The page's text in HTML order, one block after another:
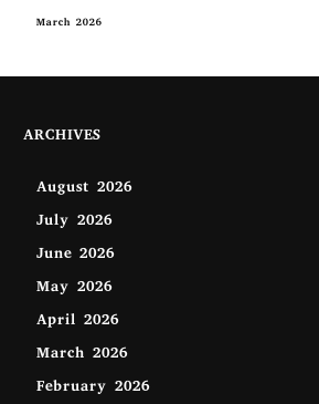
March 2026
ARCHIVES
August 2026
July 2026
June 2026
May 2026
April 2026
March 2026
February 2026